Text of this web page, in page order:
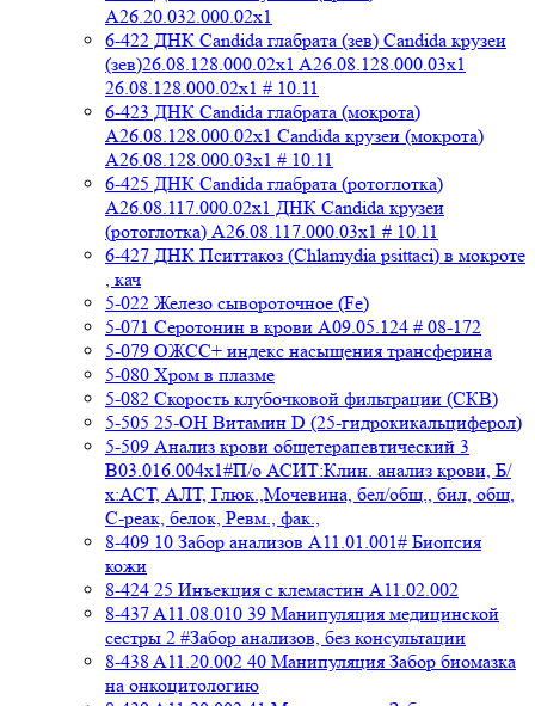
A26.20.032.000.02х1
6-422 ДНК Candida глабрата (зев) Candida крузеи
(зев)26.08.128.000.02x1 A26.08.128.000.03x1
26.08.128.000.02x1 # 10.11
6-423 ДНК Candida глабрата (мокрота)
A26.08.128.000.02x1 Candida крузеи (мокрота)
A26.08.128.000.03x1 # 10.11
6-425 ДНК Candida глабрата (ротоглотка)
A26.08.117.000.02x1 ДНК Candida крузеи
(ротоглотка) A26.08.117.000.03x1 # 10.11
6-427 ДНК Пситтакоз (Chlamydia psittaci) в мокроте
, кач
5-022 Железо сывороточное (Fe)
5-071 Серотонин в крови A09.05.124 # 08-172
5-079 ОЖСС+ индекс насыщения трансферина
5-080 Хром в плазме
5-082 Скорость клубочковой фильтрации (СКВ)
5-505 25-ОН Витамин D (25-гидрокикальциферол)
5-509 Анализ крови общетерапевтический 3
B03.016.004x1#П/о АСИТ:Клин. анализ крови, Б/
х:АСТ, АЛТ, Глюк.,Мочевина, бел/общ., бил, общ,
C-реак, белок, Ревм., фак.,
8-409 10 Забор анализов A11.01.001# Биопсия
кожи
8-424 25 Инъекция с клемастин A11.02.002
8-437 A11.08.010 39 Манипуляция медицинской
сестры 2 #Забор анализов, без консультации
8-438 A11.20.002 40 Манипуляция Забор биомазка
на онкоцитологию